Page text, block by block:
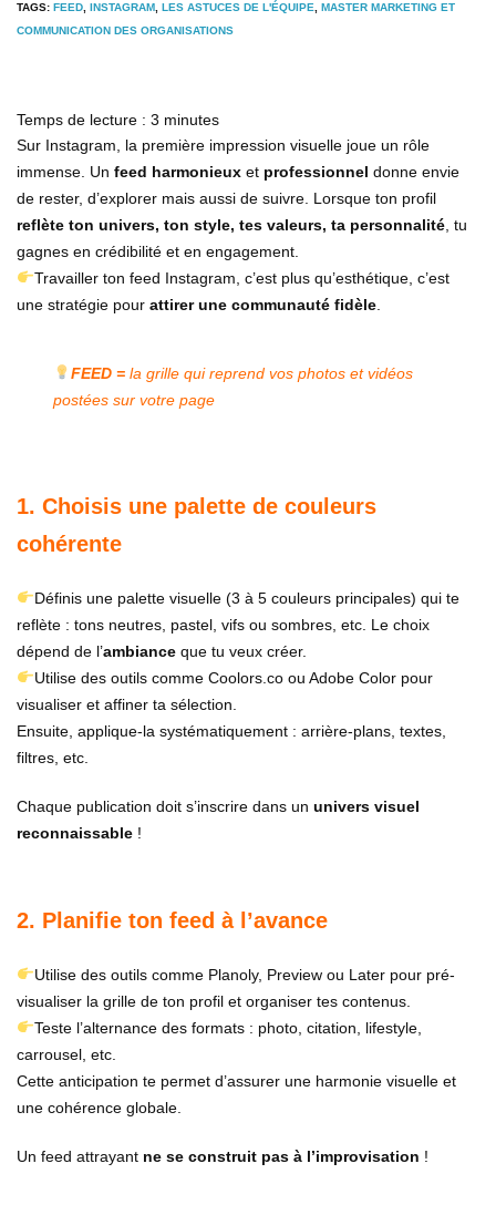
TAGS: FEED INSTAGRAM LES ASTUCES DE L'ÉQUIPE
MASTER MARKETING ET
COMMUNICATION DES ORGANISATIONS
Temps de lecture : 3 minutes
Sur Instagram, la première impression visuelle joue un rôle
immense. Un feed harmonieux et professionnel donne envie
de rester, d’explorer mais aussi de suivre. Lorsque ton profil
reflète ton univers, ton style, tes valeurs, ta personnalité , tu
gagnes en crédibilité et en engagement.
Travailler ton feed Instagram, c’est plus qu’esthétique, c’est
une stratégie pour attirer une communauté fidèle
FEED = la grille qui reprend vos photos et vidéos
postées sur votre page
1. Choisis une palette de couleurs
cohérente
Définis une palette visuelle (3 à 5 couleurs principales) qui te
reflète : tons neutres, pastel, vifs ou sombres, etc. Le choix
dépend de l’ambiance que tu veux créer.
Utilise des outils comme Coolors.co ou Adobe Color pour
visualiser et affiner ta sélection.
Ensuite, applique-la systématiquement : arrière-plans, textes,
filtres, etc.
Chaque publication doit s’inscrire dans un univers visuel
reconnaissable !
2. Planifie ton feed à l’avance
Utilise des outils comme Planoly, Preview ou Later pour pré-
visualiser la grille de ton profil et organiser tes contenus.
Teste l’alternance des formats : photo, citation, lifestyle,
carrousel, etc.
Cette anticipation te permet d’assurer une harmonie visuelle et
une cohérence globale.
Un feed attrayant ne se construit pas à l’improvisation !